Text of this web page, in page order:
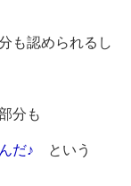
も認められるし
分も
んだ♪ という